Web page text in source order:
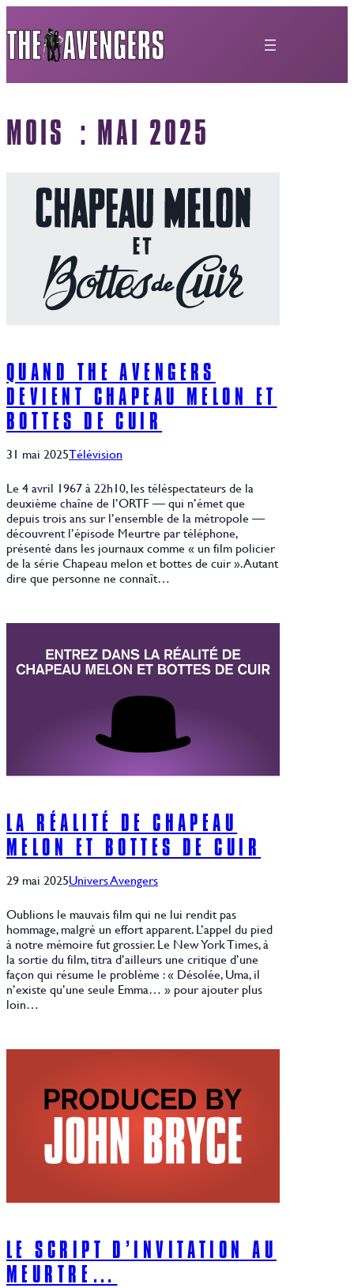
MOIS : MAI 2025
QUAND THE AVENGERS
DEVIENT CHAPEAU MELON ET
BOTTES DE CUIR
31 mai 2025Télévision
Le 4 avril 1967 à 22h10, les téléspectateurs de la
deuxième chaîne de l’ORTF — qui n’émet que
depuis trois ans sur l’ensemble de la métropole —
découvrent l’épisode Meurtre par téléphone,
présenté dans les journaux comme « un film policier
de la série Chapeau melon et bottes de cuir ». Autant
dire que personne ne connaît…
LA RÉALITÉ DE CHAPEAU
MELON ET BOTTES DE CUIR
29 mai 2025Univers Avengers
Oublions le mauvais film qui ne lui rendit pas
hommage, malgré un effort apparent. L’appel du pied
à notre mémoire fut grossier. Le New York Times, à
la sortie du film, titra d’ailleurs une critique d’une
façon qui résume le problème : « Désolée, Uma, il
n’existe qu’une seule Emma… » pour ajouter plus
loin…
LE SCRIPT D’INVITATION AU
MEURTRE…